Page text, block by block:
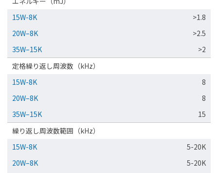
15W-8K
>1.8
20W–8K
>2.5
35W–15K
>2
定格繰り返し周波数（kHz）
15W-8K
8
20W–8K
8
35W–15K
15
繰り返し周波数範囲（kHz）
15W-8K
5-20K
20W–8K
5-20K